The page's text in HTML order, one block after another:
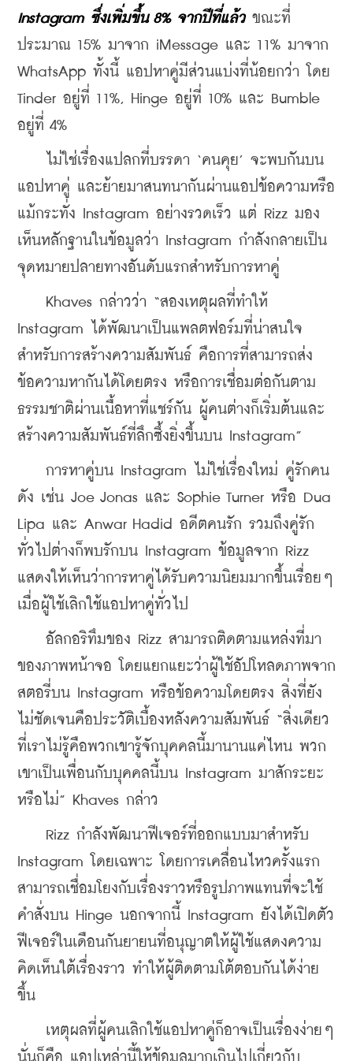
Instagram ซึ่งเพิ่มขึ้น 8% จากปีที่แล้ว ขณะที่
ประมาณ 15% มาจาก iMessage และ 11% มาจาก
WhatsApp ทั้งนี้ แอปหาคู่มีส่วนแบ่งที่น้อยกว่า โดย
Tinder อยู่ที่ 11%, Hinge อยู่ที่ 10% และ Bumble
อยู่ที่ 4%
ไม่ใช่เรื่องแปลกที่บรรดา ‘คนคุย’ จะพบกันบน
แอปหาคู่ และย้ายมาสนทนากันผ่านแอปข้อความหรือ
แม้กระทั่ง Instagram อย่างรวดเร็ว แต่ Rizz มอง
เห็นหลักฐานในข้อมูลว่า Instagram กำลังกลายเป็น
จุดหมายปลายทางอันดับแรกสำหรับการหาคู่
Khaves กล่าวว่า “สองเหตุผลที่ทำให้
Instagram ได้พัฒนาเป็นแพลตฟอร์มที่น่าสนใจ
สำหรับการสร้างความสัมพันธ์ คือการที่สามารถส่ง
ข้อความหากันได้โดยตรง หรือการเชื่อมต่อกันตาม
ธรรมชาติผ่านเนื้อหาที่แชร์กัน ผู้คนต่างก็เริ่มต้นและ
สร้างความสัมพันธ์ที่ลึกซึ้งยิ่งขึ้นบน Instagram”
การหาคู่บน Instagram ไม่ใช่เรื่องใหม่ คู่รักคน
ดัง เช่น Joe Jonas และ Sophie Turner หรือ Dua
Lipa และ Anwar Hadid อดีตคนรัก รวมถึงคู่รัก
ทั่วไปต่างก็พบรักบน Instagram ข้อมูลจาก Rizz
แสดงให้เห็นว่าการหาคู่ได้รับความนิยมมากขึ้นเรื่อยๆ
เมื่อผู้ใช้เลิกใช้แอปหาคู่ทั่วไป
อัลกอริทึมของ Rizz สามารถติดตามแหล่งที่มา
ของภาพหน้าจอ โดยแยกแยะว่าผู้ใช้อัปโหลดภาพจาก
สตอรี่บน Instagram หรือข้อความโดยตรง สิ่งที่ยัง
ไม่ชัดเจนคือประวัติเบื้องหลังความสัมพันธ์ “สิ่งเดียว
ที่เราไม่รู้คือพวกเขารู้จักบุคคลนี้มานานแค่ไหน พวก
เขาเป็นเพื่อนกับบุคคลนี้บน Instagram มาสักระยะ
หรือไม่” Khaves กล่าว
Rizz กำลังพัฒนาฟีเจอร์ที่ออกแบบมาสำหรับ
Instagram โดยเฉพาะ โดยการเคลื่อนไหวครั้งแรก
สามารถเชื่อมโยงกับเรื่องราวหรือรูปภาพแทนที่จะใช้
คำสั่งบน Hinge นอกจากนี้ Instagram ยังได้เปิดตัว
ฟีเจอร์ในเดือนกันยายนที่อนุญาตให้ผู้ใช้แสดงความ
คิดเห็นใต้เรื่องราว ทำให้ผู้ติดตามโต้ตอบกันได้ง่าย
ขึ้น
เหตุผลที่ผู้คนเลิกใช้แอปหาคู่ก็อาจเป็นเรื่องง่ายๆ
นั่นก็คือ แอปเหล่านี้ให้ข้อมูลมากเกินไปเกี่ยวกับ